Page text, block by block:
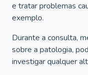
e tratar problemas
exemplo.
Durante a consulta,
sobre a patologia,
investigar qualquer